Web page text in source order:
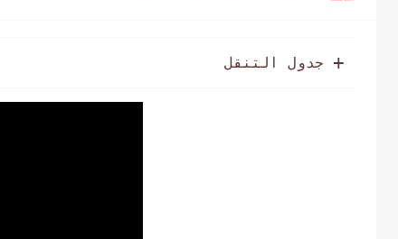
جدول التنقل